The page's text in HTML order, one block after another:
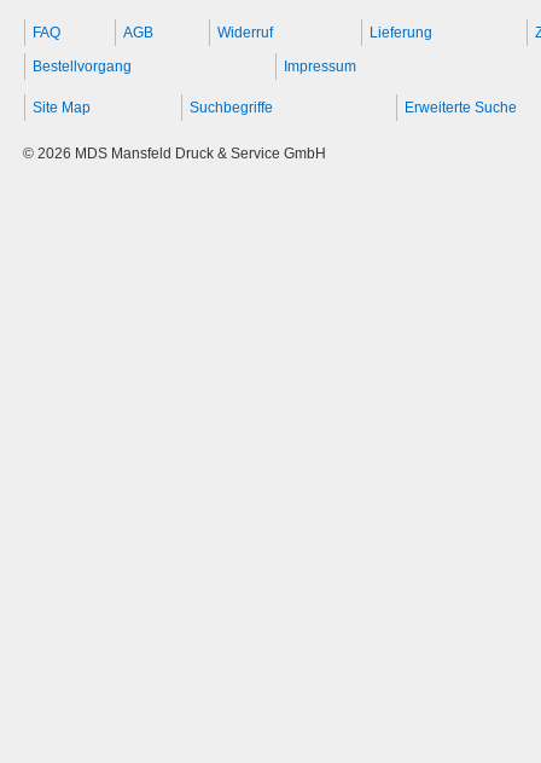
FAQ AGB Widerruf Lieferung
Bestellvorgang
Impressum
Site Map Suchbegriffe Erweiterte Suche
© 2026 MDS Mansfeld Druck & Service GmbH